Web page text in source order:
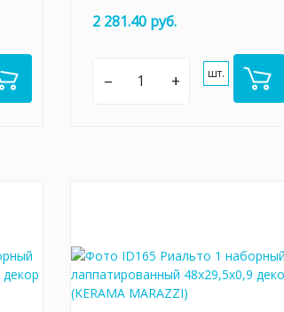
2 281.40 руб.
– + шт.